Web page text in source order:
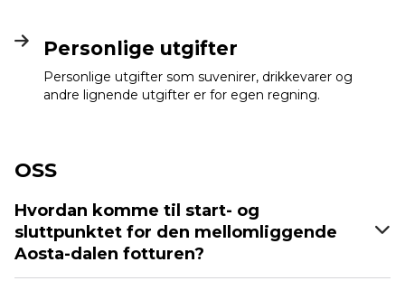
Personlige utgifter
Personlige utgifter som suvenirer, drikkevarer og
andre lignende utgifter er for egen regning.
OSS
Hvordan komme til start- og
sluttpunktet for den mellomliggende
Aosta-dalen fotturen?